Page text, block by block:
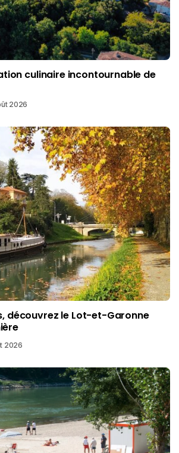
culinaire incontournable de
2026
découvrez le Lot-et-Garonne
2026